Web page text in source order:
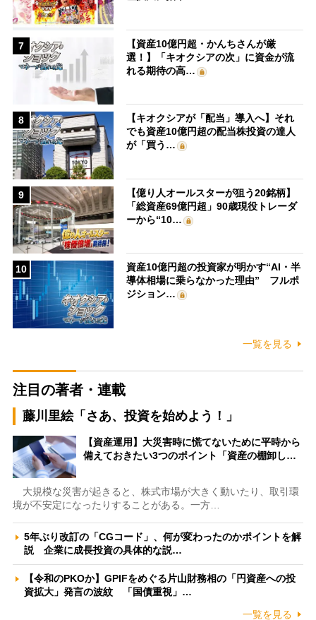
7
【資産10億円超・かんちさんが厳
選！】「キオクシアの次」に資金が流
れる期待の高…
8
【キオクシアが「配当」導入へ】それ
でも資産10億円超の配当株投資の達人
が「買う…
9
【億り人オールスターが狙う20銘柄】
「総資産69億円超」90歳現役トレーダ
ーから“10…
10
資産10億円超の投資家が明かす“AI・半
導体相場に乗らなかった理由” フルポ
ジション…
一覧を見る
注目の著者・連載
藤川里絵「さあ、投資を始めよう！」
【資産運用】大災害時に慌てないために平時から
備えておきたい3つのポイント「資産の棚卸し…
大規模な災害が起きると、株式市場が大きく動いたり、取引環
境が不安定になったりすることがある。一方…
5年ぶり改訂の「CGコード」、何が変わったのかポイントを解
説 企業に成長投資の具体的な説…
【令和のPKOか】GPIFをめぐる片山財務相の「円資産への投
資拡大」発言の波紋 「国債重視」…
一覧を見る